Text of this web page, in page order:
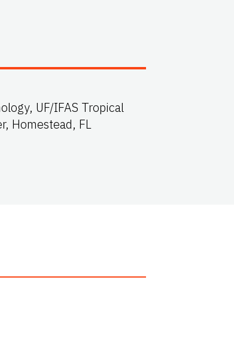
UF/IFAS Tropical
Homestead, FL